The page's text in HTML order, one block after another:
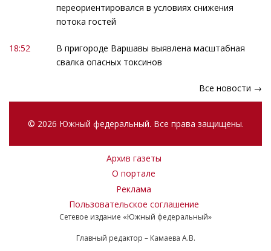
переориентировался в условиях снижения
потока гостей
18:52
В пригороде Варшавы выявлена масштабная
свалка опасных токсинов
Все новости →
© 2026 Южный федеральный. Все права защищены.
Архив газеты
О портале
Реклама
Пользовательское соглашение
Сетевое издание «Южный федеральный»
Главный редактор – Камаева А.В.